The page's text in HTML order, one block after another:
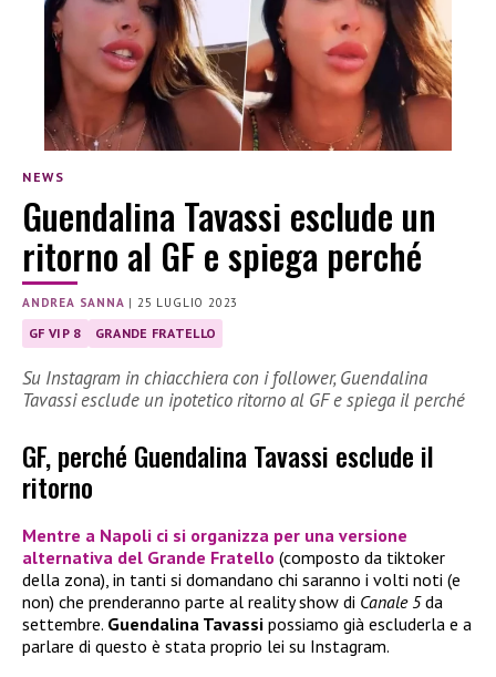
NEWS
Guendalina Tavassi esclude un
ritorno al GF e spiega perché
ANDREA SANNA | 25 LUGLIO 2023
GF VIP 8 GRANDE FRATELLO
Su Instagram in chiacchiera con i follower, Guendalina
Tavassi esclude un ipotetico ritorno al GF e spiega il perché
GF, perché Guendalina Tavassi esclude il
ritorno
Mentre a Napoli ci si organizza per una versione
alternativa del Grande Fratello (composto da tiktoker
della zona), in tanti si domandano chi saranno i volti noti (e
non) che prenderanno parte al reality show di Canale 5da
settembre. Guendalina Tavassi possiamo già escluderla e a
parlare di questo è stata proprio lei su Instagram.